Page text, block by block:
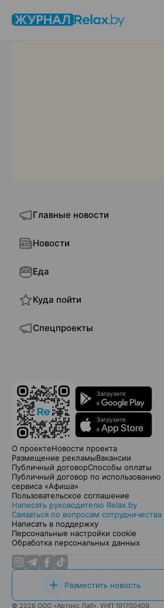
Главные новости
Новости
Еда
Куда пойти
Спецпроекты
О проектеНовости проекта
Размещение рекламыВакансии
Публичный договорСпособы оплаты
Публичный договор по использованию
сервиса «Афиша»
Пользовательское соглашение
Написать руководителю Relax.by
Связаться по вопросам сотрудничества
Написать в поддержку
Персональные настройки cookie
Обработка персональных данных
Разместить новость
© 2026 ООО «Артокс Лаб», УНП 191700409,